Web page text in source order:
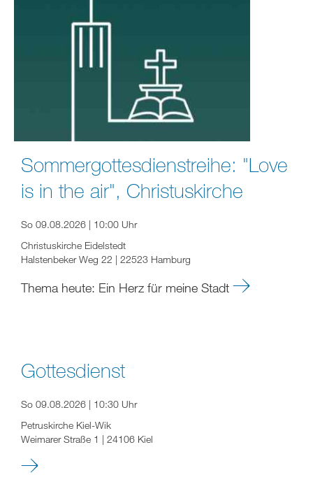
Sommergottesdienstreihe: "Love
is in the air", Christuskirche
So 09.08.2026 | 10:00 Uhr
Christuskirche Eidelstedt
Halstenbeker Weg 22 | 22523 Hamburg
Thema heute: Ein Herz für meine Stadt
Gottesdienst
So 09.08.2026 | 10:30 Uhr
Petruskirche Kiel-Wik
Weimarer Straße 1 | 24106 Kiel